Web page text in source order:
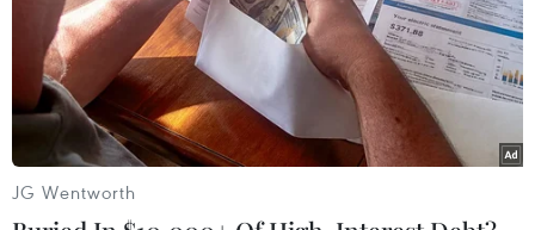
#Giá vàng #Đồng USD #Fed #Vàng SJC
JG Wentworth